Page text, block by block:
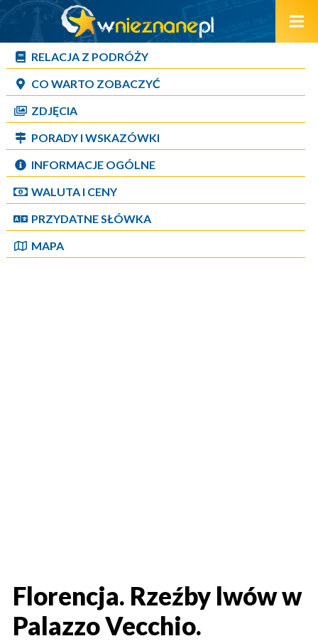
RELACJA Z PODRÓŻY
CO WARTO ZOBACZYĆ
ZDJĘCIA
PORADY I WSKAZÓWKI
INFORMACJE OGÓLNE
WALUTA I CENY
PRZYDATNE SŁÓWKA
MAPA
Florencja. Rzeźby lwów w
Palazzo Vecchio.